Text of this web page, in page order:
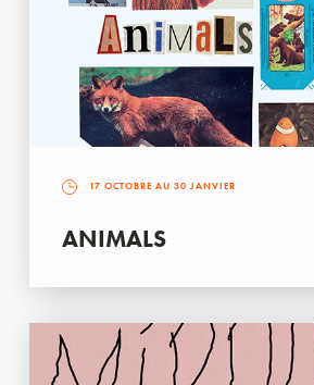
17 OCTOBRE AU 30 JANVIER
ANIMALS